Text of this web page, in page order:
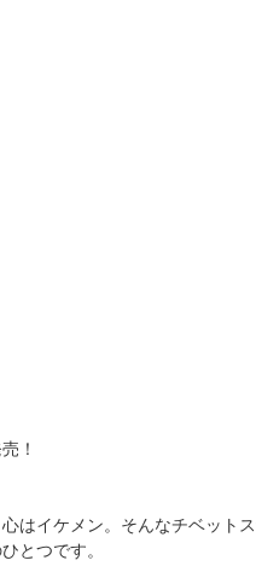
！
はイケメン。そんなチベッ
とつです。